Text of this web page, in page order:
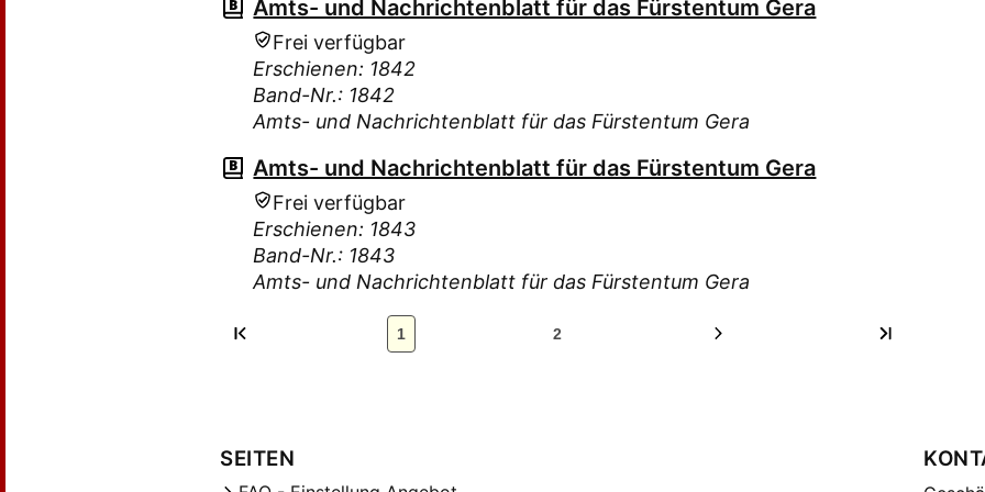
Amts- und Nachrichtenblatt für das Fürstentum Gera
Frei verfügbar
Erschienen: 1842
Band-Nr.: 1842
Amts- und Nachrichtenblatt für das Fürstentum Gera
Amts- und Nachrichtenblatt für das Fürstentum Gera
Frei verfügbar
Erschienen: 1843
Band-Nr.: 1843
Amts- und Nachrichtenblatt für das Fürstentum Gera
1 2
SEITEN